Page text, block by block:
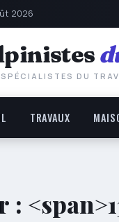
2026
DU
TRAVAUX
: